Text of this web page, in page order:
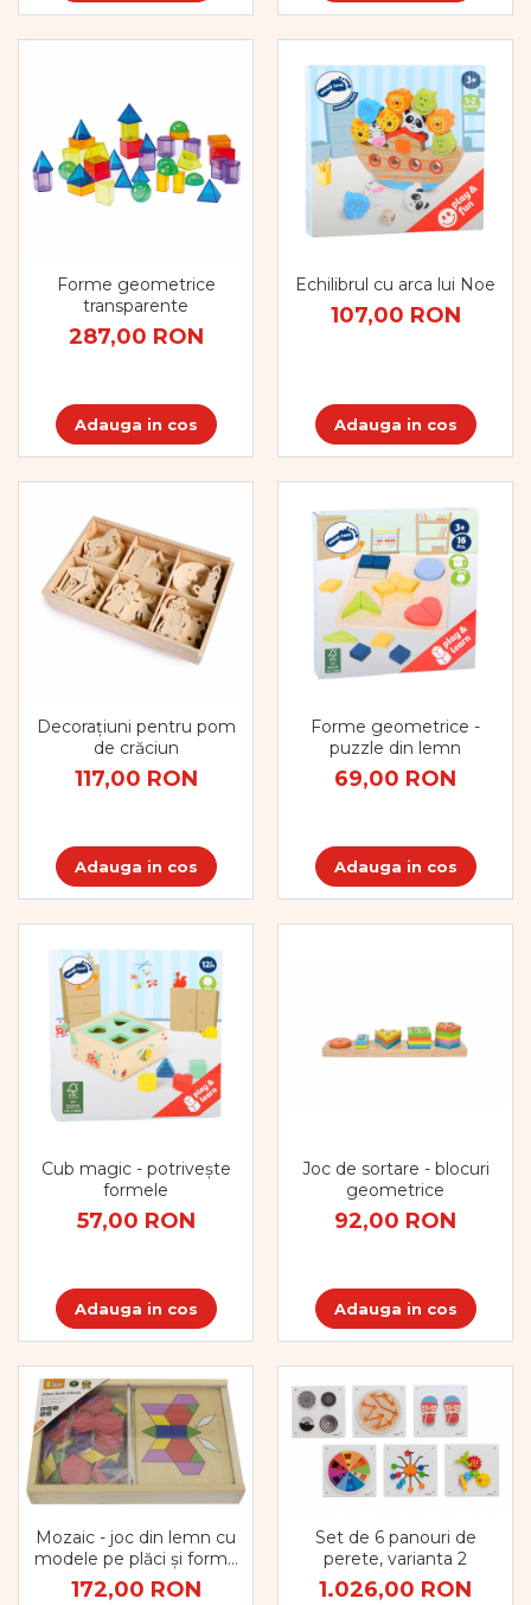
Forme geometrice
transparente
287,00 RON
Adauga in cos
Echilibrul cu arca lui Noe
107,00 RON
Adauga in cos
Decorațiuni pentru pom
de crăciun
117,00 RON
Adauga in cos
Forme geometrice -
puzzle din lemn
69,00 RON
Adauga in cos
Cub magic - potrivește
formele
57,00 RON
Adauga in cos
Joc de sortare - blocuri
geometrice
92,00 RON
Adauga in cos
Mozaic - joc din lemn cu
modele pe plăci și forme
geometrice
172,00 RON
Set de 6 panouri de
perete, varianta 2
1.026,00 RON